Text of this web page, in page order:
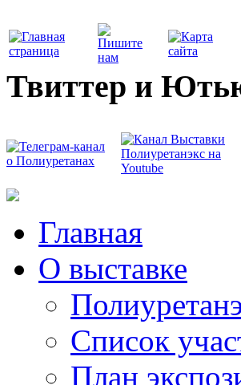
Твиттер и
Главная
О выставке
Список
План